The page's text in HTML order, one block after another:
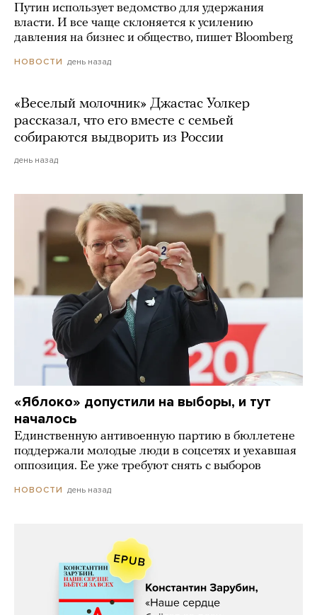
Путин использует ведомство для удержания
власти. И все чаще склоняется к усилению
давления на бизнес и общество, пишет Bloomberg
НОВОСТИ день назад
«Веселый молочник» Джастас Уолкер
рассказал, что его вместе с семьей
собираются выдворить из России
день назад
«Яблоко» допустили на выборы, и тут
началось
Единственную антивоенную партию в бюллетене
поддержали молодые люди в соцсетях и уехавшая
оппозиция. Ее уже требуют снять с выборов
НОВОСТИ день назад